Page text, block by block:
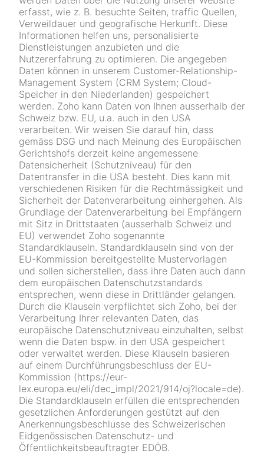
erfasst, wie z. B. besuchte Seiten, traffic Quellen,
Verweildauer und geografische Herkunft. Diese
Informationen helfen uns, personalisierte
Dienstleistungen anzubieten und die
Nutzererfahrung zu optimieren. Die angegeben
Daten können in unserem Customer-Relationship-
Management System (CRM System; Cloud-
Speicher in den Niederlanden) gespeichert
werden. Zoho kann Daten von Ihnen ausserhalb der
Schweiz bzw. EU, u.a. auch in den USA
verarbeiten. Wir weisen Sie darauf hin, dass
gemäss DSG und nach Meinung des Europäischen
Gerichtshofs derzeit keine angemessene
Datensicherheit (Schutzniveau) für den
Datentransfer in die USA besteht. Dies kann mit
verschiedenen Risiken für die Rechtmässigkeit und
Sicherheit der Datenverarbeitung einhergehen. Als
Grundlage der Datenverarbeitung bei Empfängern
mit Sitz in Drittstaaten (ausserhalb Schweiz und
EU) verwendet Zoho sogenannte
Standardklauseln. Standardklauseln sind von der
EU-Kommission bereitgestellte Mustervorlagen
und sollen sicherstellen, dass ihre Daten auch dann
dem europäischen Datenschutzstandards
entsprechen, wenn diese in Drittländer gelangen.
Durch die Klauseln verpflichtet sich Zoho, bei der
Verarbeitung Ihrer relevanten Daten, das
europäische Datenschutzniveau einzuhalten, selbst
wenn die Daten bspw. in den USA gespeichert
oder verwaltet werden. Diese Klauseln basieren
auf einem Durchführungsbeschluss der EU-
Kommission (https://eur-
lex.europa.eu/eli/dec_impl/2021/914/oj?locale=de).
Die Standardklauseln erfüllen die entsprechenden
gesetzlichen Anforderungen gestützt auf den
Anerkennungsbeschlusse des Schweizerischen
Eidgenössischen Datenschutz- und
Öffentlichkeitsbeauftragter EDÖB.